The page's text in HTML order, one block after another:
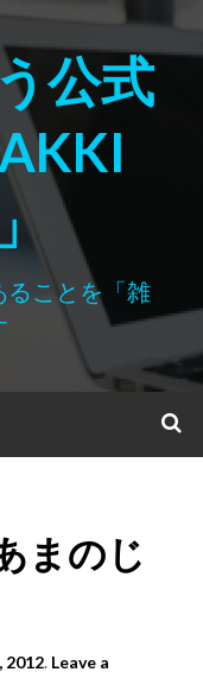
公式
ることを「雑
まのじ
2012. Leave a